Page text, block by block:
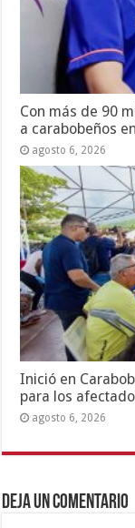
Con más de 90
a carabobeños
agosto 6, 2026
Inició en
para los
agosto 6, 2026
Deja un comentario